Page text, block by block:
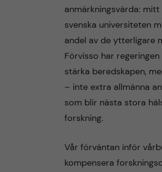
anmärkningsvärda:
svenska universiteten
andel av de ytterligare
Förvisso har
stärka beredskapen,
– inte extra allmänna
som blir nästa stora
forskning.
Vår förväntan inför
kompensera